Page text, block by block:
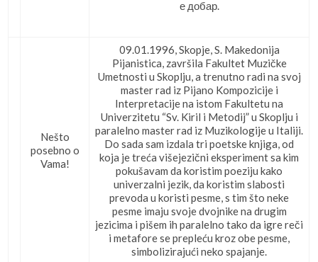
е добар.
Nešto
posebno o
Vama!
09.01.1996, Skopje, S. Makedonija
Pijanistica, završila Fakultet Muzičke
Umetnosti u Skoplju, a trenutno radi na svoj
master rad iz Pijano Kompozicije i
Interpretacije na istom Fakultetu na
Univerzitetu “Sv. Kiril i Metodij” u Skoplju i
paralelno master rad iz Muzikologije u Italiji.
Do sada sam izdala tri poetske knjiga, od
koja je treća višejezični eksperiment sa kim
pokušavam da koristim poeziju kako
univerzalni jezik, da koristim slabosti
prevoda u koristi pesme, s tim što neke
pesme imaju svoje dvojnike na drugim
jezicima i pišem ih paralelno tako da igre reči
i metafore se prepleću kroz obe pesme,
simbolizirajući neko spajanje.